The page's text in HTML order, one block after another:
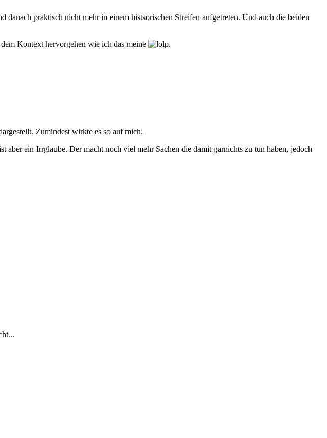
praktisch nicht mehr in einem histsorischen Streifen aufgetreten. Und auch die beiden
Kontext hervorgehen wie ich das meine
.
Zumindest wirkte es so auf mich.
ein Irrglaube. Der macht noch viel mehr Sachen die damit garnichts zu tun haben, jedoch